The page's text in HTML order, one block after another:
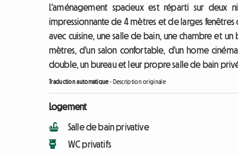
L'aménagement spacieux est réparti sur deux
impressionnante de 4 mètres et de larges
avec cuisine, une salle de bain, une chambre et
mètres, d'un salon confortable, d'un home
double, un bureau et leur propre salle de bain
Traduction automatique- Description originale
Logement
Salle de bain privative
WC privatifs